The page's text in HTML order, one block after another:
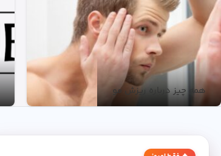
همه چیز درباره ریزش مو